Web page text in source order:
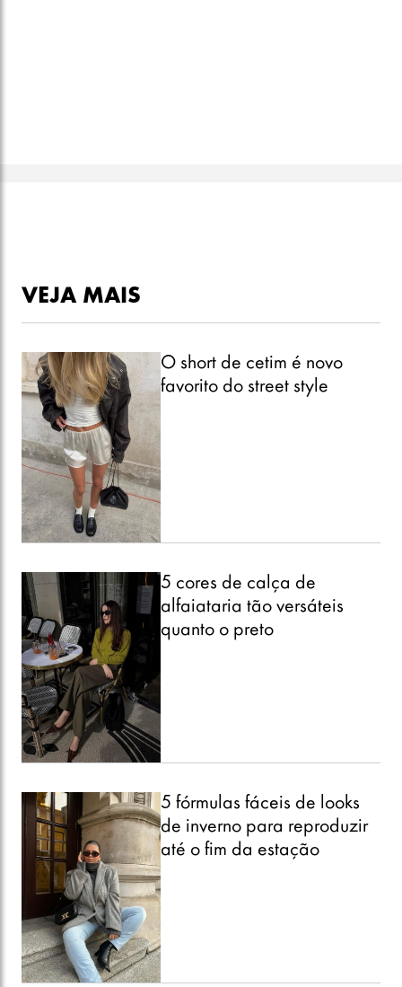
VEJA MAIS
O short de cetim é novo
favorito do street style
5 cores de calça de
alfaiataria tão versáteis
quanto o preto
5 fórmulas fáceis de looks
de inverno para reproduzir
até o fim da estação